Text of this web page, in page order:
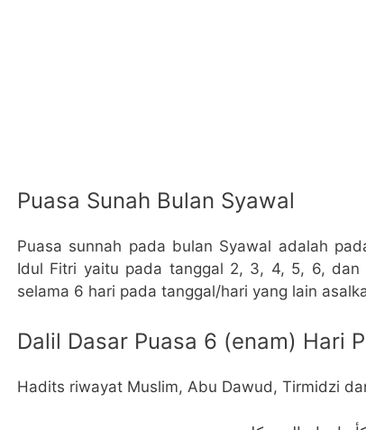
Puasa Sunah Bulan Syawal
Puasa sunnah pada bulan Syawal adalah
Idul Fitri yaitu pada tanggal 2, 3, 4, 5, 6, dan
selama 6 hari pada tanggal/hari yang lain
Dalil Dasar Puasa 6 (enam) Hari
Hadits riwayat Muslim, Abu Dawud, Tirmidzi